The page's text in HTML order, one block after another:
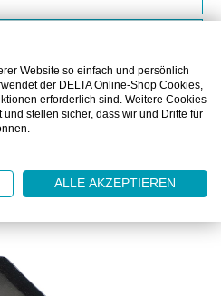
Website so einfach und persönlich
der DELTA Online-Shop Cookies,
erforderlich sind. Weitere Cookies
stellen sicher, dass wir und Dritte für
ALLE AKZEPTIEREN